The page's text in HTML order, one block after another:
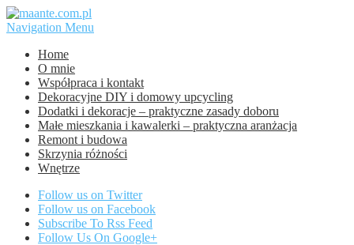
Navigation Menu
Home
O mnie
Współpraca i kontakt
Dekoracyjne DIY i domowy upcycling
Dodatki i dekoracje – praktyczne zasady doboru
Małe mieszkania i kawalerki – praktyczna aranżacja
Remont i budowa
Skrzynia różności
Wnętrze
Follow us on Twitter
Follow us on Facebook
Subscribe To Rss Feed
Follow Us On Google+